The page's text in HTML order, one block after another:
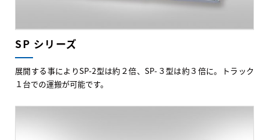
SP シリーズ
展開する事によりSP-2型は約２倍、SP-３型は約３倍に。トラック
１台での運搬が可能です。